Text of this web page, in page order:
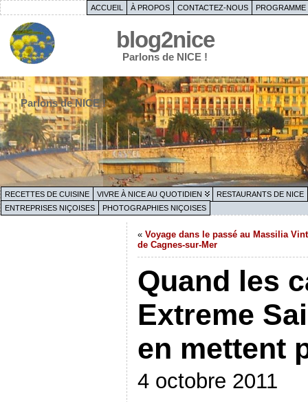
ACCUEIL À PROPOS CONTACTEZ-NOUS PROGRAMME
blog2nice
Parlons de NICE !
Parlons de NICE !
RECETTES DE CUISINE VIVRE À NICE AU QUOTIDIEN
RESTAURANTS DE NICE
ENTREPRISES NIÇOISES
PHOTOGRAPHIES NIÇOISES
« Voyage dans le passé au Massilia
de Cagnes-sur-Mer
Quand les
Extreme
en mettent
4 octobre 2011